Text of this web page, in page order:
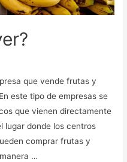
que vende frutas y
este tipo de empresas se
que vienen directamente
lugar donde los centros
comprar frutas y
…